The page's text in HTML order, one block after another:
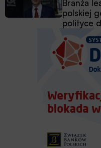
Branża
polskiej
polityce